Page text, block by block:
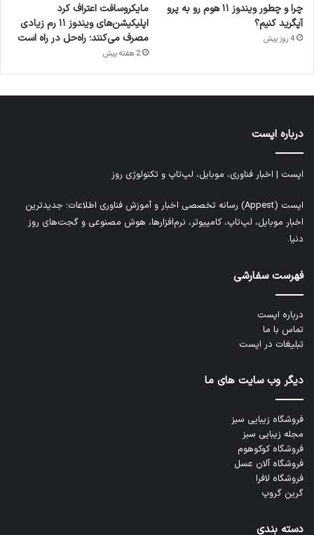
چرا و چطور ویندوز ۱۱ هوم رو به پرو
آپگرید کنیم؟
4 روز پیش
مایکروسافت اعتراف کرد
اپلیکیشن‌های ویندوز ۱۱ رم زیادی
مصرف می‌کنند؛ راه‌حل در راه است
2 هفته پیش
درباره اپست
اپست | اخبار فناوری، موبایل، لپ‌تاپ و تکنولوژی روز
اپست (Appest) رسانه تخصصی اخبار و آموزش فناوری اطلاعات؛ جدیدترین
اخبار موبایل، لپ‌تاپ، کامپیوتر، نرم‌افزارها، هوش مصنوعی و گجت‌های روز
دنیا.
فهرست سفارشی
درباره اپست
تماس با ما
تبلیغات در اپست
دیگر وب سایت های ما
فروشگاه زیبایی سبز
مجله زیبایی سبز
فروشگاه کوکوهوم
فروشگاه آلان عسل
فروشگاه لافرا
گرین گروپ
دسته بندی